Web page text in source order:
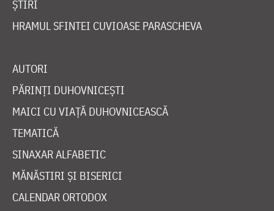
ȘTIRI
HRAMUL SFINTEI CUVIOASE PARASCHEVA
AUTORI
PĂRINȚI DUHOVNICEȘTI
MAICI CU VIAȚĂ DUHOVNICEASCĂ
TEMATICĂ
SINAXAR ALFABETIC
MĂNĂSTIRI ȘI BISERICI
CALENDAR ORTODOX